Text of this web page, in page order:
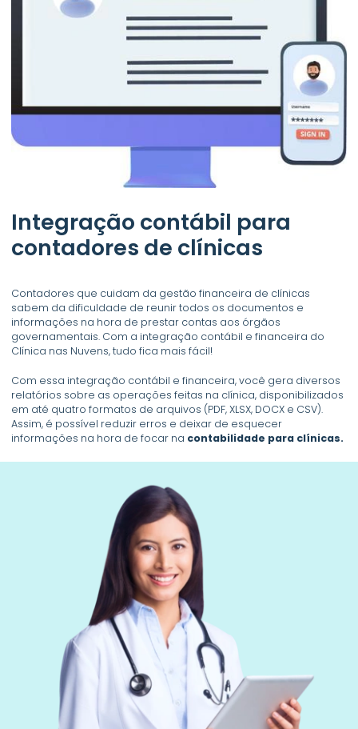
Integração contábil para
contadores de clínicas
Contadores que cuidam da gestão financeira de clínicas
sabem da dificuldade de reunir todos os documentos e
informações na hora de prestar contas aos órgãos
governamentais. Com a integração contábil e financeira do
Clínica nas Nuvens, tudo fica mais fácil!
Com essa integração contábil e financeira, você gera diversos
relatórios sobre as operações feitas na clínica, disponibilizados
em até quatro formatos de arquivos (PDF, XLSX, DOCX e CSV).
Assim, é possível reduzir erros e deixar de esquecer
informações na hora de focar na contabilidade para clínicas.